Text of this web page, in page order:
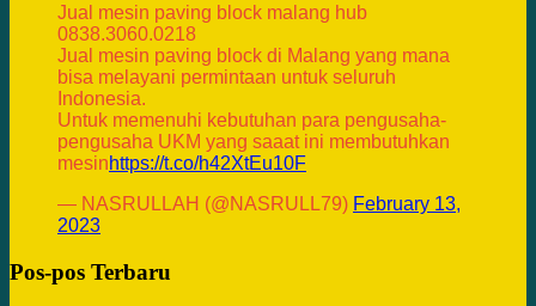
Jual mesin paving block malang hub
0838.3060.0218
Jual mesin paving block di Malang yang mana
bisa melayani permintaan untuk seluruh
Indonesia.
Untuk memenuhi kebutuhan para pengusaha-
pengusaha UKM yang saaat ini membutuhkan
mesinhttps://t.co/h42XtEu10F
— NASRULLAH (@NASRULL79) February 13,
2023
Pos-pos Terbaru